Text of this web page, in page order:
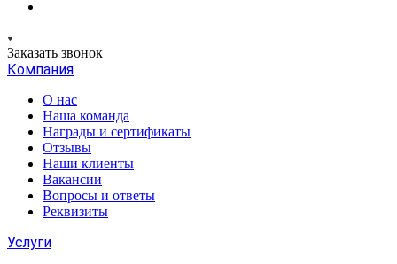
Заказать звонок
Компания
О нас
Наша команда
Награды и сертификаты
Отзывы
Наши клиенты
Вакансии
Вопросы и ответы
Реквизиты
Услуги